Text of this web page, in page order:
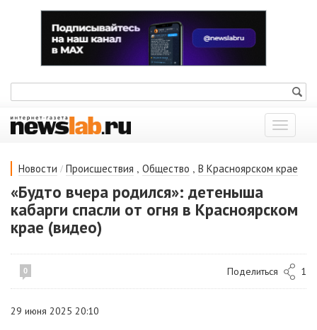
Показать
меню
Новости / Происшествия , Общество , В Красноярском крае
«Будто вчера родился»: детеныша
кабарги спасли от огня в Красноярском
крае (видео)
0 Поделиться 1
29 июня 2025 20:10